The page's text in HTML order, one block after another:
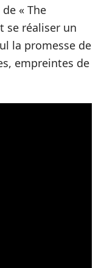
« The
se réaliser un
la promesse de
empreintes de